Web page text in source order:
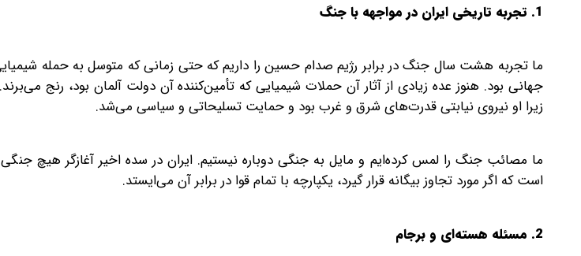
1. تجربه تاریخی ایران در مواجهه با جنگ
ما تجربه هشت سال جنگ در برابر رژیم صدام حسین را داریم که حتی زمانی که متوسل به حمله
جهانی بود. هنوز عده زیادی از آثار آن حملات شیمیایی که تأمین‌کننده آن دولت آلمان بود، رنج
زیرا او نیروی نیابتی قدرت‌های شرق و غرب بود و حمایت تسلیحاتی و سیاسی می‌شد.
ما مصائب جنگ را لمس کرده‌ایم و مایل به جنگی دوباره نیستیم. ایران در سده اخیر آغازگر هیچ جنگی
است که اگر مورد تجاوز بیگانه قرار گیرد، یکپارچه با تمام قوا در برابر آن می‌ایستد.
2. مسئله هسته‌ای و برجام